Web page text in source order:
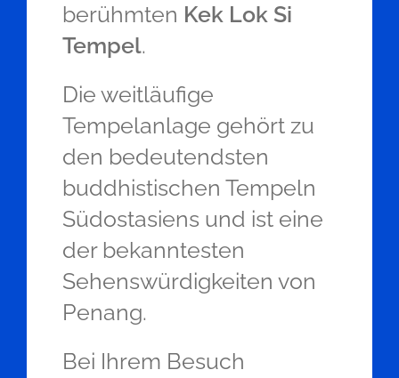
berühmten Kek Lok Si
Tempel.
Die weitläufige
Tempelanlage gehört zu
den bedeutendsten
buddhistischen Tempeln
Südostasiens und ist eine
der bekanntesten
Sehenswürdigkeiten von
Penang.
Bei Ihrem Besuch